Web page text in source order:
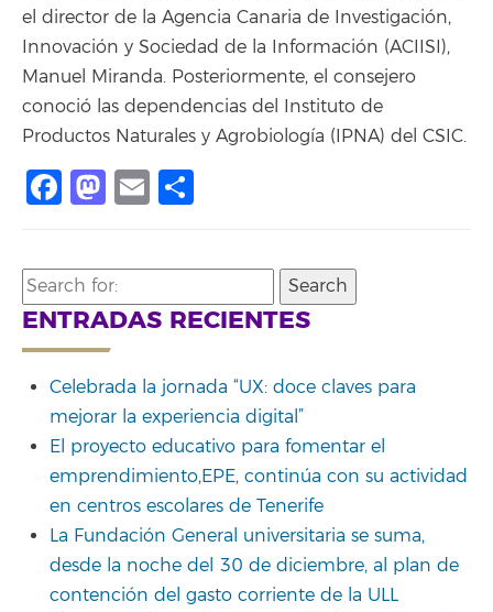
el director de la Agencia Canaria de Investigación,
Innovación y Sociedad de la Información (ACIISI),
Manuel Miranda. Posteriormente, el consejero
conoció las dependencias del Instituto de
Productos Naturales y Agrobiología (IPNA) del CSIC.
Facebook
Mastodon
Email
Search
for:
ENTRADAS RECIENTES
Celebrada la jornada “UX: doce claves para
mejorar la experiencia digital”
El proyecto educativo para fomentar el
emprendimiento,EPE, continúa con su actividad
en centros escolares de Tenerife
La Fundación General universitaria se suma,
desde la noche del 30 de diciembre, al plan de
contención del gasto corriente de la ULL